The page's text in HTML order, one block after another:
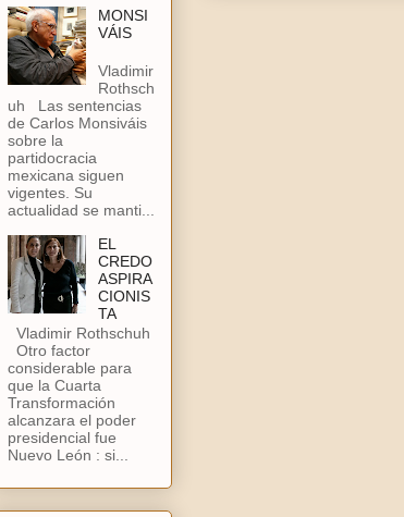
MONSI
VÁIS
Vladimir
Rothsch
uh Las sentencias
de Carlos Monsiváis
sobre la
partidocracia
mexicana siguen
vigentes. Su
actualidad se manti...
EL
CREDO
ASPIRA
CIONIS
TA
Vladimir Rothschuh
Otro factor
considerable para
que la Cuarta
Transformación
alcanzara el poder
presidencial fue
Nuevo León : si...